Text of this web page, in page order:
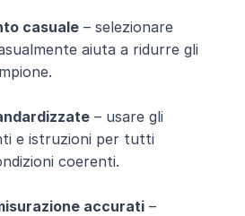
casuale – selezionare
aiuta a ridurre gli
– usare gli
e istruzioni per tutti
coerenti.
accurati –